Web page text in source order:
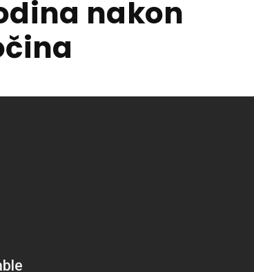
nakon